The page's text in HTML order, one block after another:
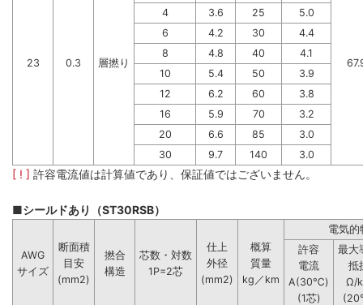
23 0.3 層撚り
4
3.6 25
5.0
6
4.2 30
4.4
8
4.8 40
4.1
10
5.4 50
3.9
12
6.2 60
3.8
16
5.9 70
3.2
20
6.6 85
3.0
30
9.7 140 3.0
[ ! ] 許容電流値は計算値であり、保証値ではございません。
■シールドあり（ST30RSB）
AWG
サイズ
断面積
目安
(mm2)
撚合
構造
芯数・対数
1P=2芯
仕上
外径
(mm2)
概算
質量
kg／km
電気的
許容
電流
A(30℃)
(1芯)
最大
抵
Ω/